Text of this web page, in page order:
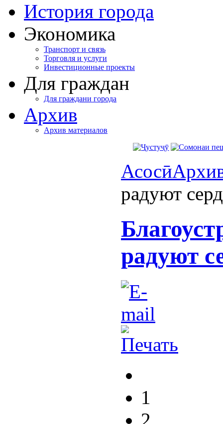
История города
Экономика
Транспорт и связь
Торговля и услуги
Инвестиционные проекты
Для граждан
Для граждани города
Архив
Архив материалов
Асосӣ
радуют
радуют
1
2